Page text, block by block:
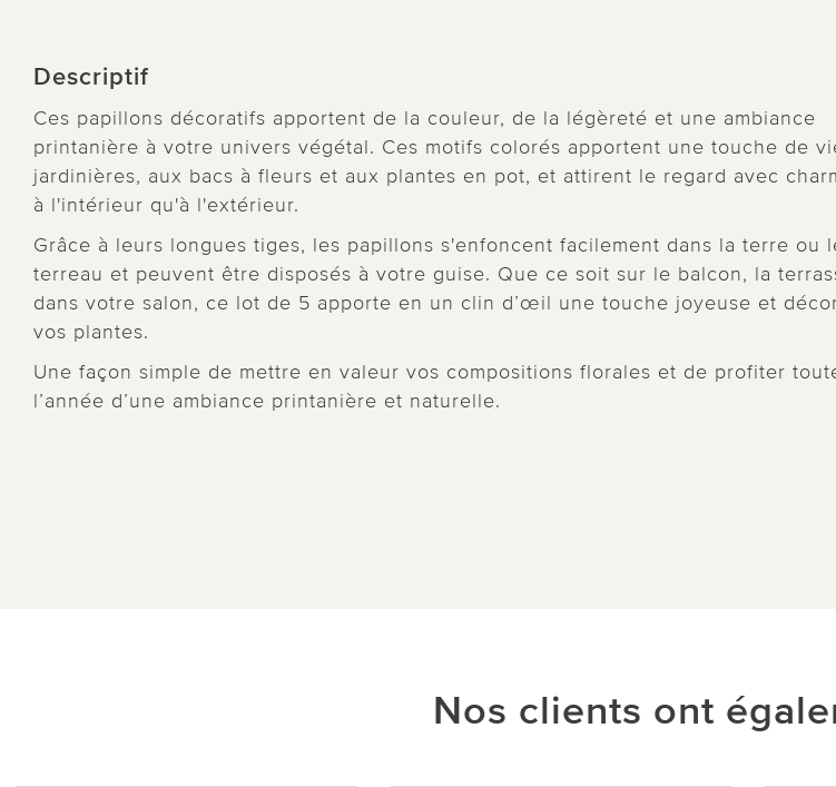
Descriptif
Ces papillons décoratifs apportent de la couleur, de la légèreté et une ambiance
printanière à votre univers végétal. Ces motifs colorés apportent une touche de
jardinières, aux bacs à fleurs et aux plantes en pot, et attirent le regard avec
à l'intérieur qu'à l'extérieur.
Grâce à leurs longues tiges, les papillons s'enfoncent facilement dans la terre ou
terreau et peuvent être disposés à votre guise. Que ce soit sur le balcon, la
dans votre salon, ce lot de 5 apporte en un clin d’œil une touche joyeuse et
vos plantes.
Une façon simple de mettre en valeur vos compositions florales et de profiter
l’année d’une ambiance printanière et naturelle.
Nos clients ont